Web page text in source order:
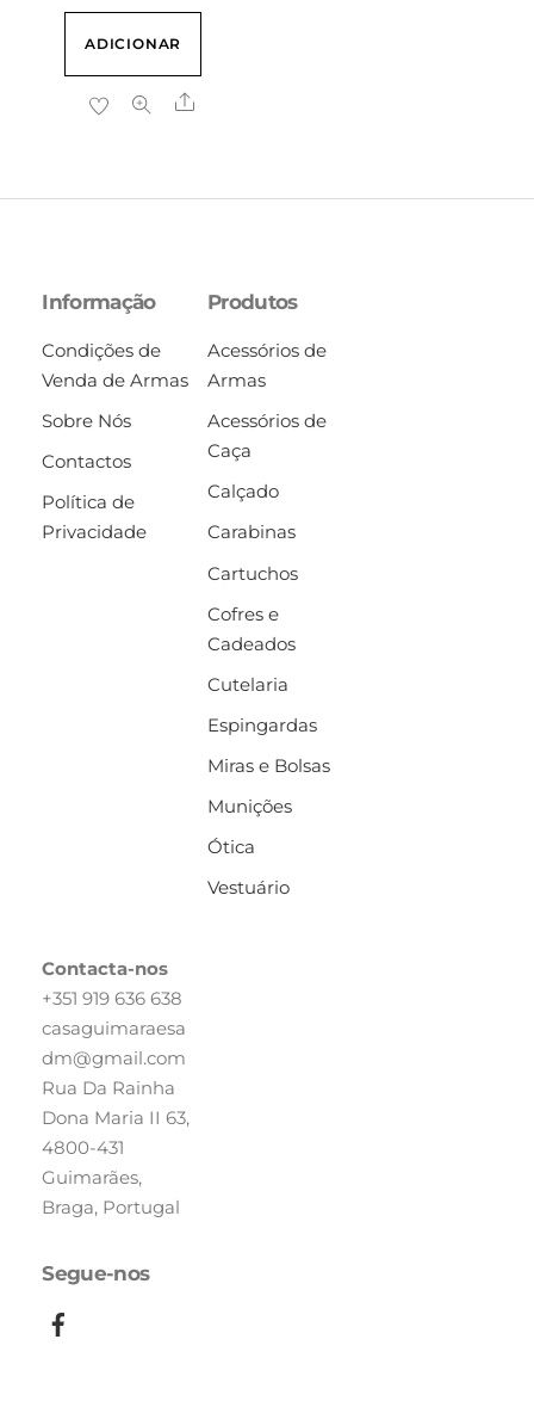
ADICIONAR
Share
Informação
Condições de
Venda de Armas
Sobre Nós
Contactos
Política de
Privacidade
Produtos
Acessórios de
Armas
Acessórios de
Caça
Calçado
Carabinas
Cartuchos
Cofres e
Cadeados
Cutelaria
Espingardas
Miras e Bolsas
Munições
Ótica
Vestuário
Contacta-nos
+351 919 636 638
casaguimaraesa
dm@gmail.com
Rua Da Rainha
Dona Maria II 63,
4800-431
Guimarães,
Braga, Portugal
Segue-nos